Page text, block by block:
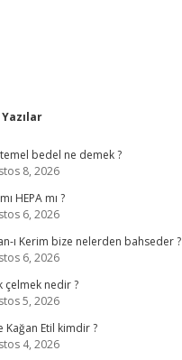
Yazılar
bedel ne demek ?
8, 2026
HEPA mı ?
6, 2026
ı Kerim bize nelerden bahseder ?
6, 2026
çelmek nedir ?
5, 2026
Kağan Etil kimdir ?
4, 2026